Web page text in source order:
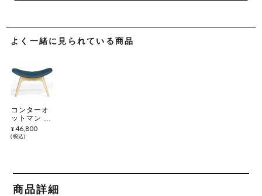
よく一緒に見られている商品
コンターオ
ットマン フ
ェザースト
ーン リプロ
¥ 46,800
税込
商品詳細